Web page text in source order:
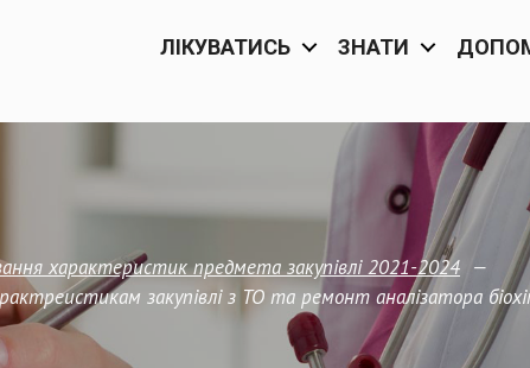
ЛІКУВАТИСЬ ЗНАТИ
характеристик предмета закупівлi 2021-2024 —
закупівлі з ТО та ремонт аналізатора